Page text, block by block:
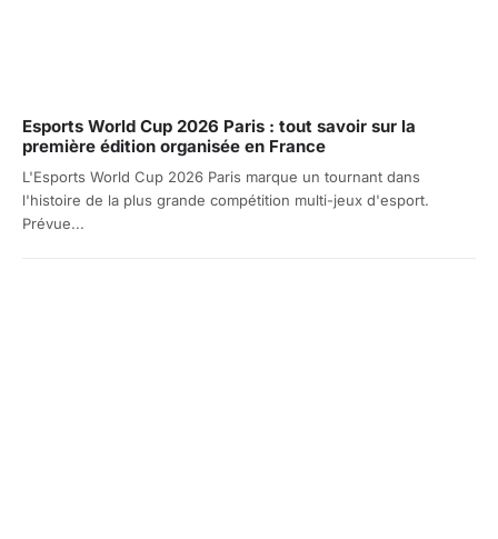
Esports World Cup 2026 Paris : tout savoir sur la
première édition organisée en France
L'Esports World Cup 2026 Paris marque un tournant dans
l'histoire de la plus grande compétition multi-jeux d'esport.
Prévue...